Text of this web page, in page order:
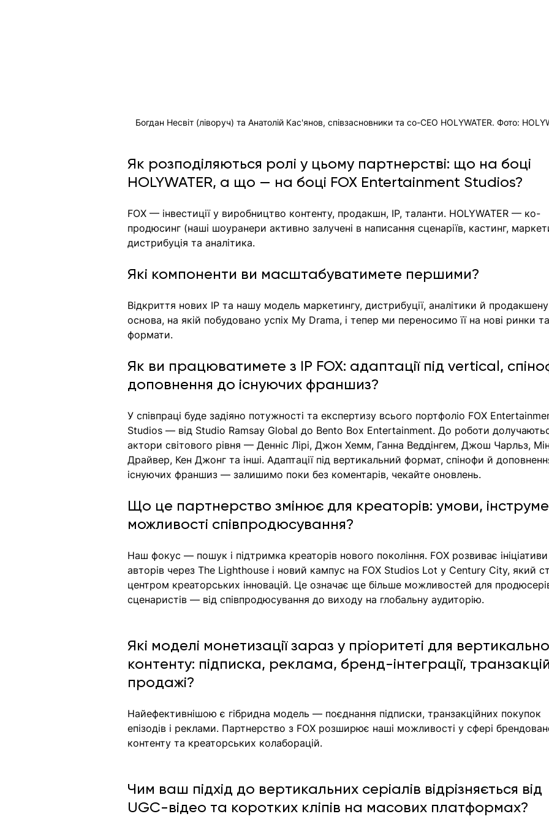
Богдан Несвіт (ліворуч) та Анатолій Кас'янов, співзасновники та co-CEO HOLYWATER. Фото:
Як розподіляються ролі у цьому партнерстві: що на боці
HOLYWATER, а що — на боці FOX Entertainment Studios?
FOX — інвестиції у виробництво контенту, продакшн, IP, таланти. HOLYWATER — ко-
продюсинг (наші шоуранери активно залучені в написання сценаріїв, кастинг,
дистрибуція та аналітика.
Які компоненти ви масштабуватимете першими?
Відкриття нових IP та нашу модель маркетингу, дистрибуції, аналітики й
основа, на якій побудовано успіх My Drama, і тепер ми переносимо її на нові ринки та
формати.
Як ви працюватимете з IP FOX: адаптації під vertical,
доповнення до існуючих франшиз?
У співпраці буде задіяно потужності та експертизу всього портфоліо FOX
Studios — від Studio Ramsay Global до Bento Box Entertainment. До роботи
актори світового рівня — Денніс Лірі, Джон Хемм, Ганна Веддінгем, Джош Чарльз,
Драйвер, Кен Джонг та інші. Адаптації під вертикальний формат, спінофи й
існуючих франшиз — залишимо поки без коментарів, чекайте оновлень.
Що це партнерство змінює для креаторів: умови,
можливості співпродюсування?
Наш фокус — пошук і підтримка креаторів нового покоління. FOX розвиває
авторів через The Lighthouse і новий кампус на FOX Studios Lot у Century City, який
центром креаторських інновацій. Це означає ще більше можливостей для
сценаристів — від співпродюсування до виходу на глобальну аудиторію.
Які моделі монетизації зараз у пріоритеті для
контенту: підписка, реклама, бренд-інтеграції,
продажі?
Найефективнішою є гібридна модель — поєднання підписки, транзакційних покупок
епізодів і реклами. Партнерство з FOX розширює наші можливості у сфері
контенту та креаторських колаборацій.
Чим ваш підхід до вертикальних серіалів відрізняється від
UGC-відео та коротких кліпів на масових платформах?